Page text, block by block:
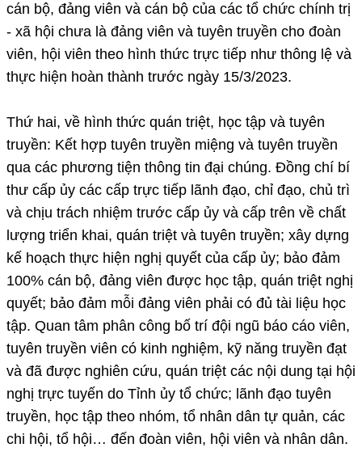
cán bộ, đảng viên và cán bộ của các tổ chức chính trị
- xã hội chưa là đảng viên và tuyên truyền cho đoàn
viên, hội viên theo hình thức trực tiếp như thông lệ và
thực hiện hoàn thành trước ngày 15/3/2023.
Thứ hai, về hình thức quán triệt, học tập và tuyên
truyền: Kết hợp tuyên truyền miệng và tuyên truyền
qua các phương tiện thông tin đại chúng. Đồng chí bí
thư cấp ủy các cấp trực tiếp lãnh đạo, chỉ đạo, chủ trì
và chịu trách nhiệm trước cấp ủy và cấp trên về chất
lượng triển khai, quán triệt và tuyên truyền; xây dựng
kế hoạch thực hiện nghị quyết của cấp ủy; bảo đảm
100% cán bộ, đảng viên được học tập, quán triệt nghị
quyết; bảo đảm mỗi đảng viên phải có đủ tài liệu học
tập. Quan tâm phân công bố trí đội ngũ báo cáo viên,
tuyên truyền viên có kinh nghiệm, kỹ năng truyền đạt
và đã được nghiên cứu, quán triệt các nội dung tại hội
nghị trực tuyến do Tỉnh ủy tổ chức; lãnh đạo tuyên
truyền, học tập theo nhóm, tổ nhân dân tự quản, các
chi hội, tổ hội… đến đoàn viên, hội viên và nhân dân.